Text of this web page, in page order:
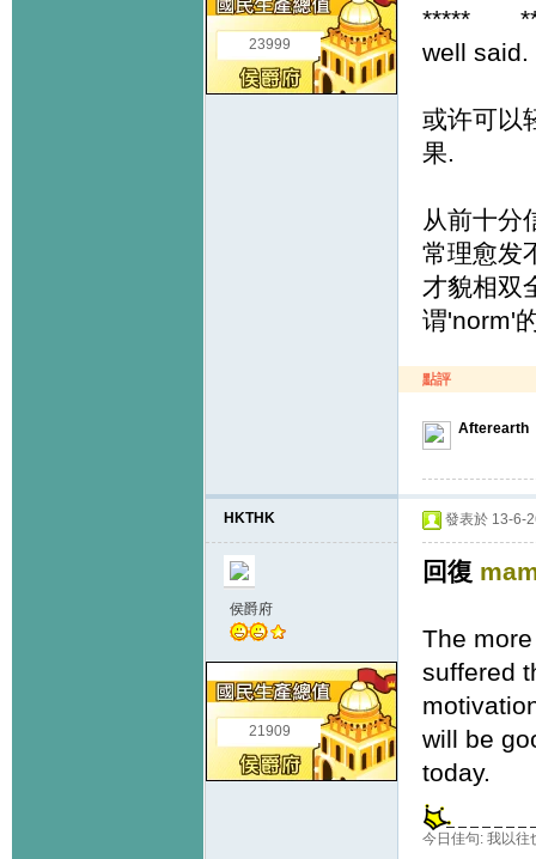
23999
*****
well
或许可以
果.
从前十分
常理愈发
才貌相双
谓'norm'
點評
Afterearth
HKTHK
侯爵府
21909
發表於 13-6-
回復
The
suffered
will be
today.
今日佳句: 我以